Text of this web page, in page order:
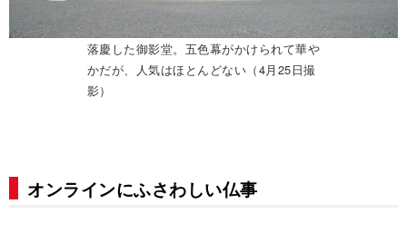
落慶した御影堂。五色幕がかけられて華や
かだが、人気はほとんどない（4月25日撮
影）
オンラインにふさわしい仏事